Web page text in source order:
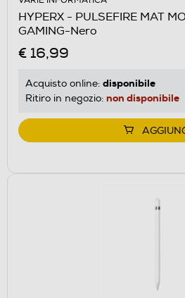
HYPERX - PULSEFIRE MAT
GAMING-Nero
€ 16,99
Acquisto online: disponibile
Ritiro in negozio: non disponibile